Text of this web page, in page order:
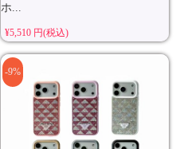
ホ...
¥5,510 円(税込)
-9%